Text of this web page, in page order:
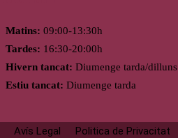
Matins: 09:00-13:30h
Tardes: 16:30-20:00h
Hivern tancat: Diumenge tarda/dilluns
Estiu tancat: Diumenge tarda
Avís Legal Politica de Privacitat